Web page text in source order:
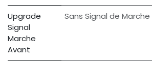
Upgrade
Signal
Marche
Avant
Sans Signal de